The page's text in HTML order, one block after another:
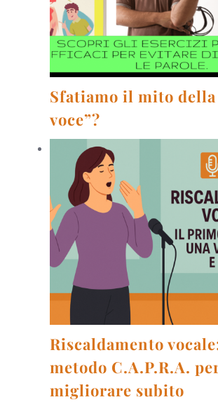
Sfatiamo il mito della
voce”?
Riscaldamento
metodo C.A.P.R.A.
migliorare subito